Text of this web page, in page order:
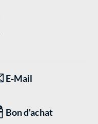
E-Mail
Bon d'achat